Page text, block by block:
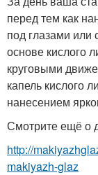
перед тем как
под глазами или
основе кислого
круговыми
капель кислого
нанесением
Смотрите ещё о
http://
makiyazh-glaz